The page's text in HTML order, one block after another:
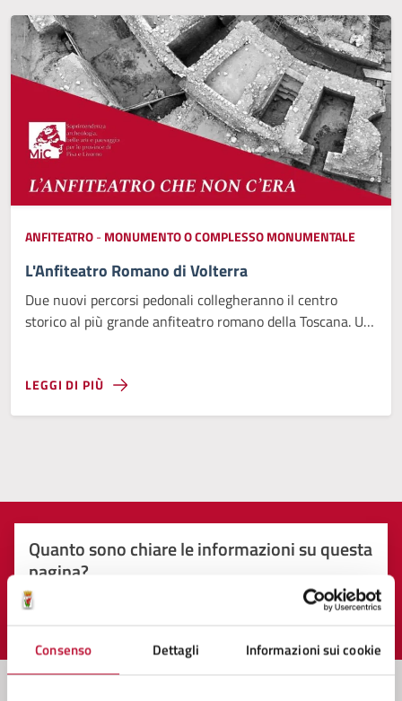
Consenso Dettagli Informazioni sui cookie
ANFITEATRO-MONUMENTO O COMPLESSO MONUMENTALE
L'Anfiteatro Romano di Volterra
Due nuovi percorsi pedonali collegheranno il centro
storico al più grande anfiteatro romano della Toscana. Un
LEGGI DI PIÙ
Quanto sono chiare le informazioni su questa
pagina?